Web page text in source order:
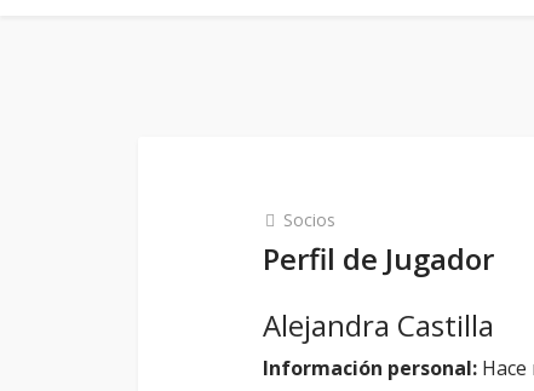
Socios
Perfil de Jugador
Alejandra Castilla
Información personal: